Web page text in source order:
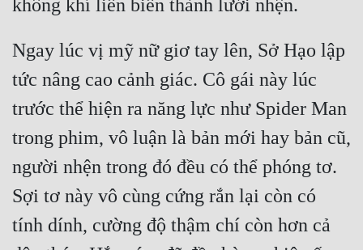
Ngay lúc vị mỹ nữ giơ tay lên, Sở Hạo lập
tức nâng cao cảnh giác. Cô gái này lúc
trước thể hiện ra năng lực như Spider Man
trong phim, vô luận là bản mới hay bản cũ,
người nhện trong đó đều có thể phóng tơ.
Sợi tơ này vô cùng cứng rắn lại còn có
tính dính, cường độ thậm chí còn hơn cả